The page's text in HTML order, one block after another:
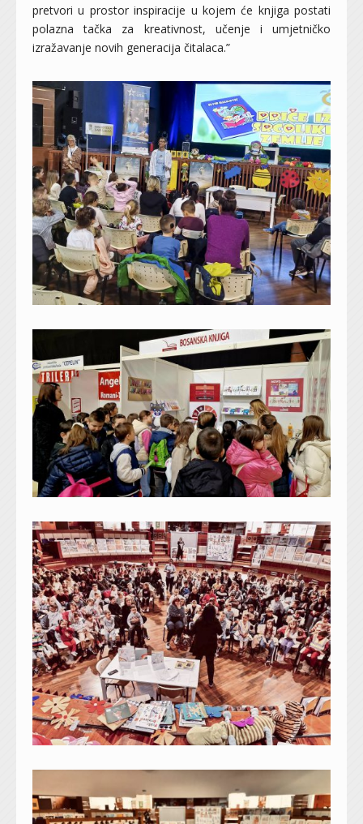
pretvori u prostor inspiracije u kojem će knjiga postati
polazna tačka za kreativnost, učenje i umjetničko
izražavanje novih generacija čitalaca.”